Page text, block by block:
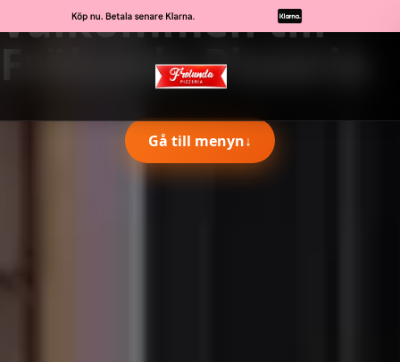
Välkommen till
Frölunda Pizzeria
Gå till menyn↓